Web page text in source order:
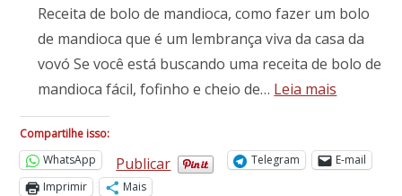
Receita de bolo de mandioca, como fazer um bolo
de mandioca que é um lembrança viva da casa da
vovó Se você está buscando uma receita de bolo de
mandioca fácil, fofinho e cheio de… Leia mais
Mandioca
Compartilhe isso:
WhatsApp
Publicar Telegram
E-mail
Imprimir
Mais